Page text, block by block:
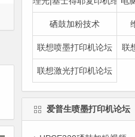
硒鼓加粉技术
联想喷墨打印机论坛 联
联想激光打印机论坛
爱普生喷墨打印机论坛